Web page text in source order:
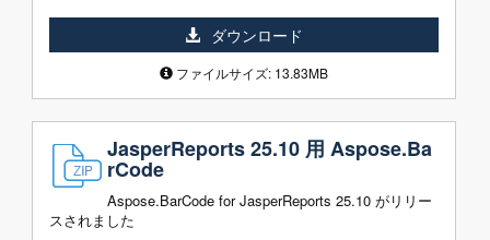
ダウンロード
ファイルサイズ: 13.83MB
JasperReports 25.10 用 Aspose.Ba
rCode
Aspose.BarCode for JasperReports 25.10 がリリー
スされました